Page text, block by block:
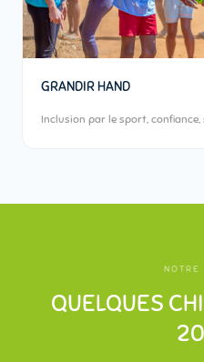
GRANDIR HAND
Inclusion par le sport, confiance,
NOTRE
QUELQUES